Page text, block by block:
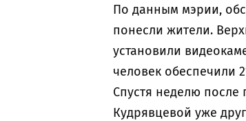
По данным мэрии,
понесли жители.
установили
человек обеспечили
Спустя неделю после
Кудрявцевой уже